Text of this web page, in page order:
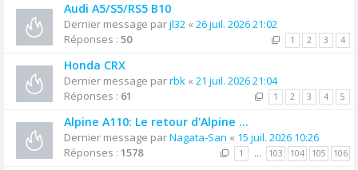
Audi A5/S5/RS5 B10
Dernier message parjl32 « 26 juil. 2026 21:02
Réponses : 50 1 2 3 4
Honda CRX
Dernier message parrbk « 21 juil. 2026 21:04
Réponses : 61 1 2 3 4 5
Alpine A110: Le retour d'Alpine ...
Dernier message parNagata-San « 15 juil. 2026 10:26
Réponses : 1578 1 … 103 104 105 106